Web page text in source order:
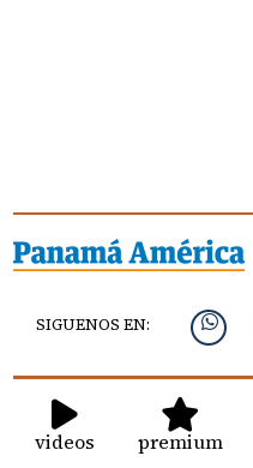
SIGUENOS EN:
videos premium